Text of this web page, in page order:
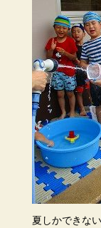
夏しかできな